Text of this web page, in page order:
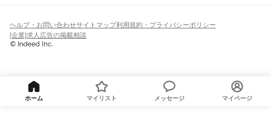
ヘルプ・お問い合わせサイトマップ利用規約・プライバシーポリシー
[企業]求人広告の掲載相談
ホーム マイリスト メッセージ マイページ